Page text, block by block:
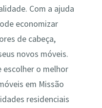
Com a ajuda
economizar
de cabeça,
novos móveis.
escolher o melhor
em Missão
residenciais